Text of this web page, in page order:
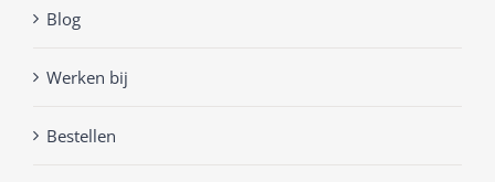
Blog
Werken bij
Bestellen